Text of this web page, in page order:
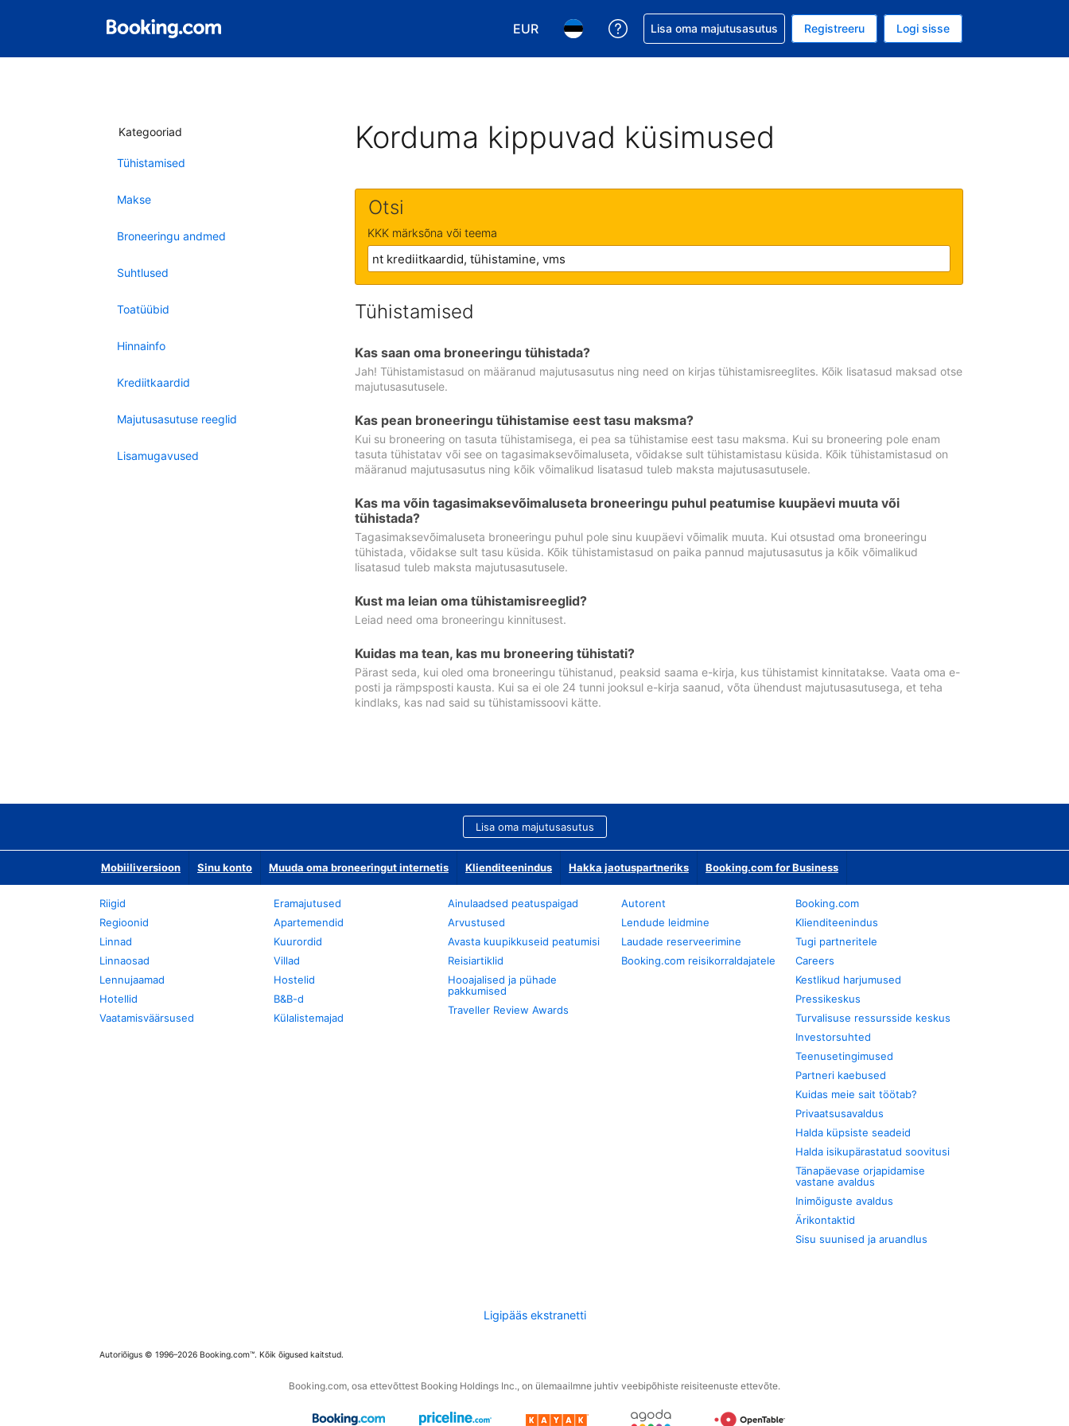
EUR
Vali valuuta. Praegune valitud valuuta on EUR
Vali keel. Praegune valitud keel on Eesti keeles
Saa broneeringuga abi
Lisa oma majutusasutus Registreeru Logi sisse
Kategooriad
Tühistamised
Makse
Broneeringu andmed
Suhtlused
Toatüübid
Hinnainfo
Krediitkaardid
Majutusasutuse reeglid
Lisamugavused
Korduma kippuvad küsimused
Otsi
KKK märksõna või teema
Tühistamised
Kas saan oma broneeringu tühistada?
Jah! Tühistamistasud on määranud majutusasutus ning need on kirjas tühistamisreeglites. Kõik lisatasud maksad otse
majutusasutusele.
Kas pean broneeringu tühistamise eest tasu maksma?
Kui su broneering on tasuta tühistamisega, ei pea sa tühistamise eest tasu maksma. Kui su broneering pole enam
tasuta tühistatav või see on tagasimaksevõimaluseta, võidakse sult tühistamistasu küsida. Kõik tühistamistasud on
määranud majutusasutus ning kõik võimalikud lisatasud tuleb maksta majutusasutusele.
Kas ma võin tagasimaksevõimaluseta broneeringu puhul peatumise kuupäevi muuta või
tühistada?
Tagasimaksevõimaluseta broneeringu puhul pole sinu kuupäevi võimalik muuta. Kui otsustad oma broneeringu
tühistada, võidakse sult tasu küsida. Kõik tühistamistasud on paika pannud majutusasutus ja kõik võimalikud
lisatasud tuleb maksta majutusasutusele.
Kust ma leian oma tühistamisreeglid?
Leiad need oma broneeringu kinnitusest.
Kuidas ma tean, kas mu broneering tühistati?
Pärast seda, kui oled oma broneeringu tühistanud, peaksid saama e-kirja, kus tühistamist kinnitatakse. Vaata oma e-
posti ja rämpsposti kausta. Kui sa ei ole 24 tunni jooksul e-kirja saanud, võta ühendust majutusasutusega, et teha
kindlaks, kas nad said su tühistamissoovi kätte.
Lisa oma majutusasutus
Mobiiliversioon Sinu konto Muuda oma broneeringut internetis Klienditeenindus Hakka jaotuspartneriks Booking.com for Business
Riigid
Regioonid
Linnad
Linnaosad
Lennujaamad
Hotellid
Vaatamisväärsused
Eramajutused
Apartemendid
Kuurordid
Villad
Hostelid
B&B-d
Külalistemajad
Ainulaadsed peatuspaigad
Arvustused
Avasta kuupikkuseid peatumisi
Reisiartiklid
Hooajalised ja pühade
pakkumised
Traveller Review Awards
Autorent
Lendude leidmine
Laudade reserveerimine
Booking.com reisikorraldajatele
Booking.com
Klienditeenindus
Tugi partneritele
Careers
Kestlikud harjumused
Pressikeskus
Turvalisuse ressursside keskus
Investorsuhted
Teenusetingimused
Partneri kaebused
Kuidas meie sait töötab?
Privaatsusavaldus
Halda küpsiste seadeid
Halda isikupärastatud soovitusi
Tänapäevase orjapidamise
vastane avaldus
Inimõiguste avaldus
Ärikontaktid
Sisu suunised ja aruandlus
Ligipääs ekstranetti
Autoriõigus © 1996–2026 Booking.com™. Kõik õigused kaitstud.
Booking.com, osa ettevõttest Booking Holdings Inc., on ülemaailmne juhtiv veebipõhiste reisiteenuste ettevõte.